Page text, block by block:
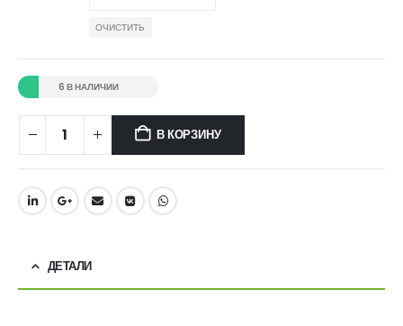
ОЧИСТИТЬ
6 В НАЛИЧИИ
В КОРЗИНУ
ДЕТАЛИ